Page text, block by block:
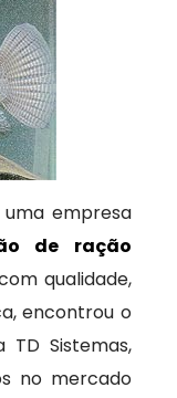
empresa
de ração
qualidade,
encontrou o
Sistemas,
no mercado